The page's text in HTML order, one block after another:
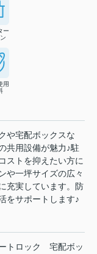
ー
用
や宅配ボックスな
共用設備が魅力♪駐
ストを抑えたい方に
や一坪サイズの広々
充実しています。防
をサポートします♪
トロック
宅配ボッ